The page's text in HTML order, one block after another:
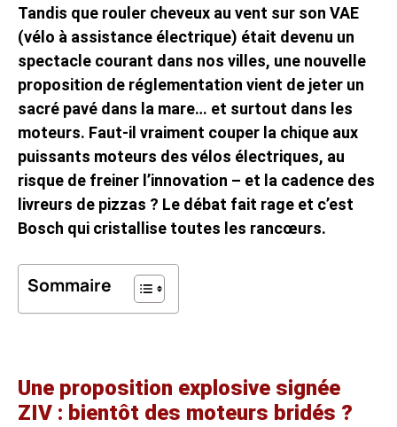
Tandis que rouler cheveux au vent sur son VAE
(vélo à assistance électrique) était devenu un
spectacle courant dans nos villes, une nouvelle
proposition de réglementation vient de jeter un
sacré pavé dans la mare… et surtout dans les
moteurs. Faut-il vraiment couper la chique aux
puissants moteurs des vélos électriques, au
risque de freiner l’innovation – et la cadence des
livreurs de pizzas ? Le débat fait rage et c’est
Bosch qui cristallise toutes les rancœurs.
Sommaire
Une proposition explosive signée
ZIV : bientôt des moteurs bridés ?